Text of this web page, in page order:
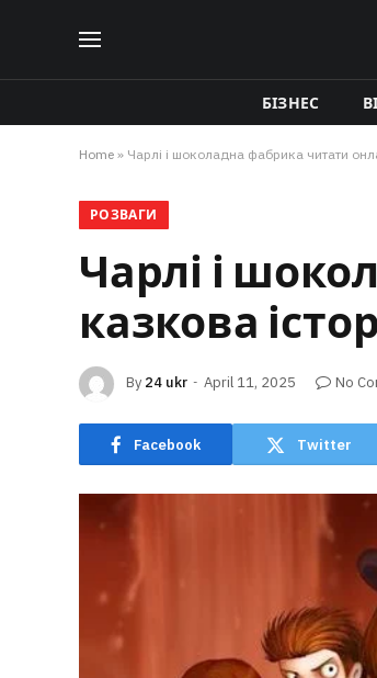
БІЗНЕС
Home » Чарлі і шоколадна фабрика читати
РОЗВАГИ
Чарлі і
казкова
By 24 ukr April 11, 2025 No
Facebook Twitter